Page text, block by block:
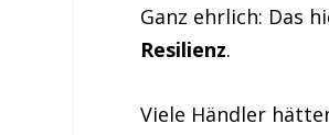
Ganz ehrlich: Das
Resilienz.
Viele Händler